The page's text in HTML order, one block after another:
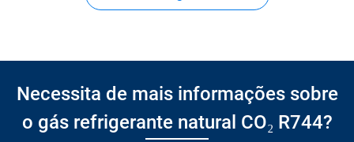
Necessita de mais informações sobre
o gás refrigerante natural CO₂ R744?